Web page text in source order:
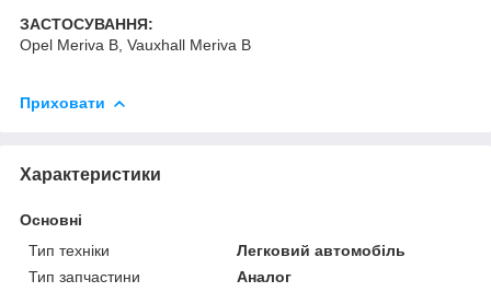
ЗАСТОСУВАННЯ:
Opel Meriva B, Vauxhall Meriva B
Приховати
Характеристики
Основні
Тип техніки
Легковий автомобіль
Тип запчастини
Аналог